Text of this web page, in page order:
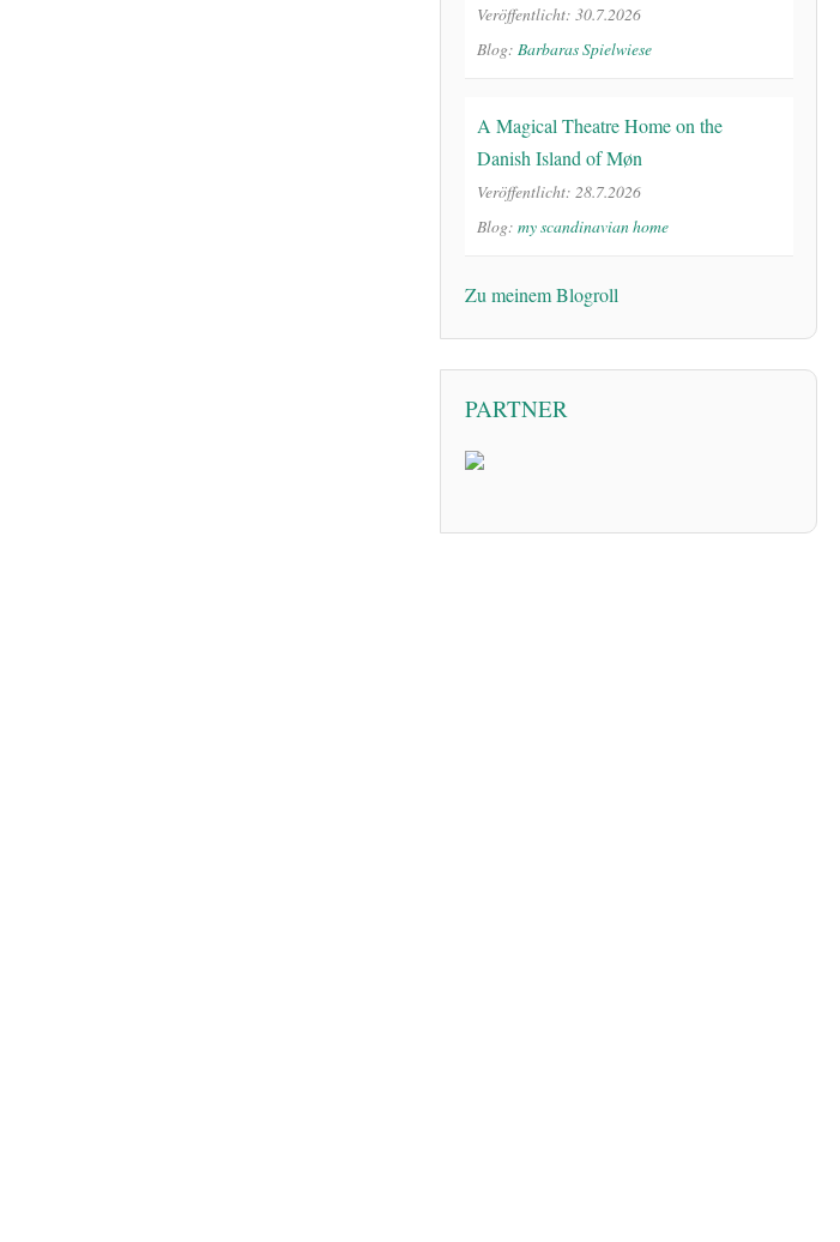
Veröffentlicht: 30.7.2026
Blog: Barbaras Spielwiese
A Magical Theatre Home on the
Danish Island of Møn
Veröffentlicht: 28.7.2026
Blog: my scandinavian home
Zu meinem Blogroll
PARTNER